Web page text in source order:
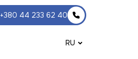
+380 44 233 62 40
RU